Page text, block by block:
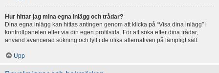
Hur hittar jag mina egna inlägg och trådar?
Dina egna inlägg kan hittas antingen genom att klicka på “Visa dina inlägg” i
kontrollpanelen eller via din egen profilsida. För att söka efter dina trådar,
använd avancerad sökning och fyll i de olika alternativen på lämpligt sätt.
Upp